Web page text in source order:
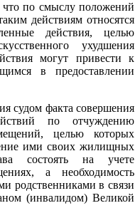
по смыслу положений
действиям относятся
действия, целью
ухудшения
могут привести к
в предоставлении
судом факта совершения
по отчуждению
целью которых
ими своих жилищных
состоять на учете
а необходимость
родственниками в связи
(инвалидом) Великой